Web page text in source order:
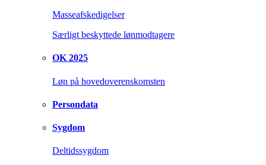
Masseafskedigelser
Særligt beskyttede lønmodtagere
OK 2025
Løn på hovedoverenskomsten
Persondata
Sygdom
Deltidssygdom